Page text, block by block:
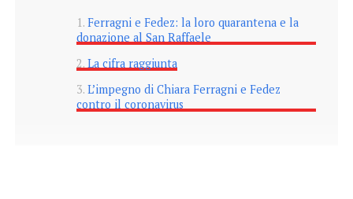
Ferragni e Fedez: la loro quarantena e la
donazione al San Raffaele
La cifra raggiunta
L’impegno di Chiara Ferragni e Fedez
contro il coronavirus